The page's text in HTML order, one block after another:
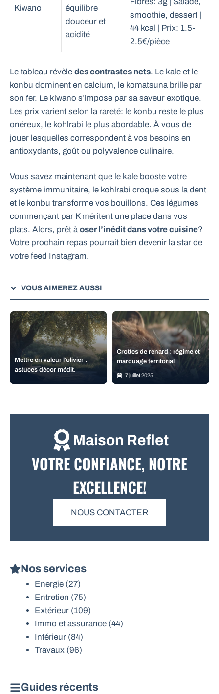
Kiwano
équilibre
douceur et
acidité
smoothie, dessert |
44 kcal | Prix: 1.5-
2.5€/pièce
Le tableau révèle des contrastes nets. Le kale et le
konbu dominent en calcium, le komatsuna brille par
son fer. Le kiwano s’impose par sa saveur exotique.
Les prix varient selon la rareté: le konbu reste le plus
onéreux, le kohlrabi le plus abordable. À vous de
jouer lesquelles correspondent à vos besoins en
antioxydants, goût ou polyvalence culinaire.
Vous savez maintenant que le kale booste votre
système immunitaire, le kohlrabi croque sous la dent
et le konbu transforme vos bouillons. Ces légumes
commençant par K méritent une place dans vos
plats. Alors, prêt àoser l’inédit dans votre cuisine?
Votre prochain repas pourrait bien devenir la star de
votre feed Instagram.
VOUS AIMEREZ AUSSI
Mettre en valeur l’olivier :
astuces décor médit.
Crottes de renard : régime et
marquage territorial
7 juillet 2025
Maison Reflet
VOTRE CONFIANCE, NOTRE
EXCELLENCE!
NOUS CONTACTER
Nos services
Energie (27)
Entretien (75)
Extérieur (109)
Immo et assurance (44)
Intérieur (84)
Travaux (96)
Guides récents